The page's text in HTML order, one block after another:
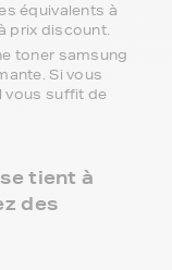
équivalents à
prix discount.
toner samsung
Si vous
vous suffit de
tient à
des